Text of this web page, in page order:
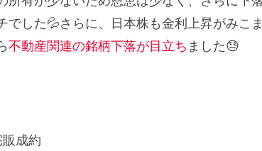
でした💦さらに、日本株も金利上昇がみこ
不動産関連の銘柄下落が目立ち ました😓
成約